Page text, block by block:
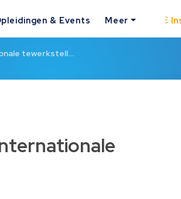
& Events Meer
tewerkstell…